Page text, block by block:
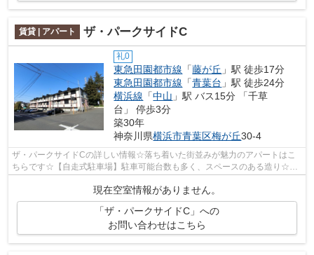
賃貸 | アパート ザ・パークサイドC
礼0
東急田園都市線 「藤が丘 」駅 徒歩17分
東急田園都市線 「青葉台 」駅 徒歩24分
横浜線 「中山 」駅 バス15分 「千草
台」 停歩3分
築30年
神奈川県横浜市青葉区梅が丘30-4
ザ・パークサイドCの詳しい情報☆落ち着いた街並みが魅力のアパートはこ
ちらです☆【自走式駐車場】駐車可能台数も多く、スペースのある造り☆2
現在空室情報がありません。
「ザ・パークサイドC」への
お問い合わせはこちら